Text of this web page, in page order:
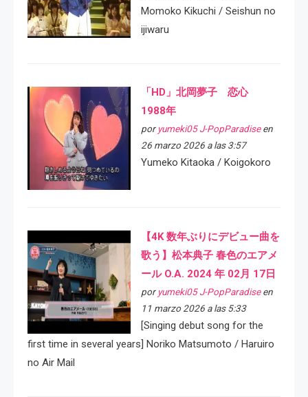
Momoko Kikuchi / Seishun no
ijiwaru
「HD」北岡夢子 恋心
1988年
por yumeki05 J-PopParadiseen
26 marzo 2026 a las 3:57
Yumeko Kitaoka / Koigokoro
【4K 数年ぶりにデビュー曲を
歌う】松本典子 春色のエアメ
ール O.A. 2024 年 02月 17日
por yumeki05 J-PopParadiseen
11 marzo 2026 a las 5:33
[Singing debut song for the
first time in several years] Noriko Matsumoto / Haruiro
no Air Mail